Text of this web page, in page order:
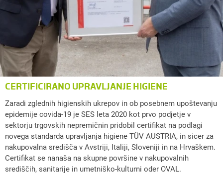
CERTIFICIRANO UPRAVLJANJE HIGIENE
Zaradi zglednih higienskih ukrepov in ob posebnem upoštevanju
epidemije covida-19 je SES leta 2020 kot prvo podjetje v
sektorju trgovskih nepremičnin pridobil certifikat na podlagi
novega standarda upravljanja higiene TÜV AUSTRIA, in sicer za
nakupovalna središča v Avstriji, Italiji, Sloveniji in na Hrvaškem.
Certifikat se nanaša na skupne površine v nakupovalnih
središčih, sanitarije in umetniško-kulturni oder OVAL.